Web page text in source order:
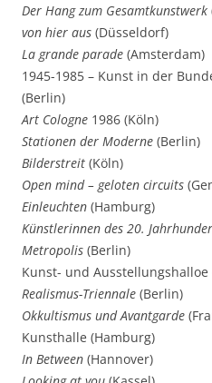
Der Hang zum Gesamtkunstwerk
von hier aus (Düsseldorf)
La grande parade (Amsterdam)
1945-1985 – Kunst in der
(Berlin)
Art Cologne 1986 (Köln)
Stationen der Moderne (Berlin)
Bilderstreit (Köln)
Open mind – geloten circuits
Einleuchten (Hamburg)
Künstlerinnen des 20.
Metropolis (Berlin)
Kunst- und Ausstellungshalloe
Realismus-Triennale (Berlin)
Okkultismus und Avantgarde
Kunsthalle (Hamburg)
In Between (Hannover)